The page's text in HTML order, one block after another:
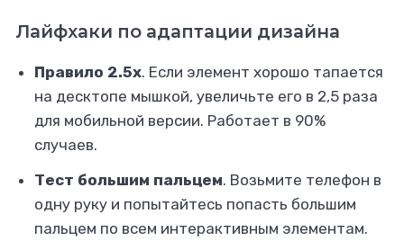
Лайфхаки по адаптации дизайна
Правило 2.5x. Если элемент хорошо тапается
на десктопе мышкой, увеличьте его в 2,5 раза
для мобильной версии. Работает в 90%
случаев.
Тест большим пальцем. Возьмите телефон в
одну руку и попытайтесь попасть большим
пальцем по всем интерактивным элементам.